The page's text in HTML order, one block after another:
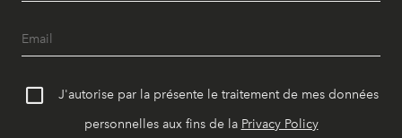
J'autorise par la présente le traitement de mes données
personnelles aux fins de la Privacy Policy